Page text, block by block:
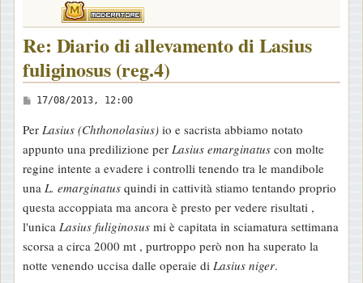
Re: Diario di allevamento di Lasius
fuliginosus (reg.4)
M
s
s
a
g
g
i
o
17/08/2013, 12:00
Per Lasius (Chthonolasius) io e sacrista abbiamo notato
appunto una predilizione per Lasius emarginatus con molte
regine intente a evadere i controlli tenendo tra le mandibole
una L. emarginatus quindi in cattività stiamo tentando proprio
questa accoppiata ma ancora è presto per vedere risultati ,
l'unica Lasius fuliginosus mi è capitata in sciamatura settimana
scorsa a circa 2000 mt , purtroppo però non ha superato la
notte venendo uccisa dalle operaie di Lasius niger.